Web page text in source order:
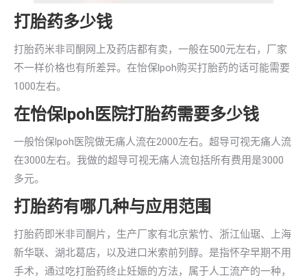
打胎药多少钱
打胎药米非司酮网上及药店都有卖，一般在500元左右，厂家
不一样价格也有所差异。在怡保lpoh购买打胎药的话可能需要
1000左右。
在怡保lpoh医院打胎药需要多少钱
一般怡保lpoh医院做无痛人流在2000左右。超导可视无痛人流
在3000左右。我做的超导可视无痛人流包括所有费用是3000
多元。
打胎药有哪几种与应用范围
打胎药即米非司酮片，生产厂家有北京紫竹、浙江仙琚、上海
新华联、湖北葛店，以及进口米索前列醇。是指怀孕早期不用
手术，通过吃打胎药终止妊娠的方法，属于人工流产的一种，